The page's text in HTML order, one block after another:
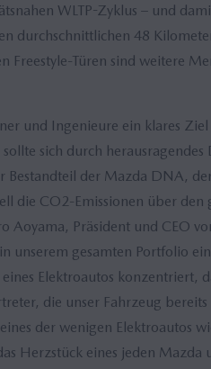
WLTP-Zyklus – und
durchschnittlichen 48
Türen sind weitere
und Ingenieure ein klares Ziel
sich durch herausragendes
Bestandteil der Mazda DNA,
die CO2-Emissionen über den
Aoyama, Präsident und CEO
unserem gesamten Portfolio
Elektroautos konzentriert,
die unser Fahrzeug bereits
der wenigen Elektroautos
Herzstück eines jeden Mazda